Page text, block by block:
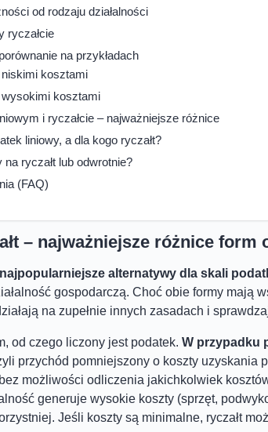
od rodzaju działalności
ryczałcie
na przykładach
niskimi kosztami
wysokimi kosztami
i ryczałcie – najważniejsze różnice
liniowy, a dla kogo ryczałt?
ryczałt lub odwrotnie?
(FAQ)
– najważniejsze różnice form
alternatywy dla skali
gospodarczą. Choć obie formy mają
na zupełnie innych zasadach i
od czego liczony jest podatek. W przypadku
przychód pomniejszony o koszty uzyskania
możliwości odliczenia jakichkolwiek
generuje wysokie koszty (sprzęt,
Jeśli koszty są minimalne, ryczałt